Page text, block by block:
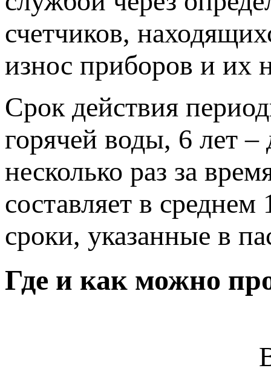
счетчиков,
износ приборов и их
Срок действия
горячей воды, 6 лет
несколько раз за
составляет в
сроки, указанные в
Где и как можно